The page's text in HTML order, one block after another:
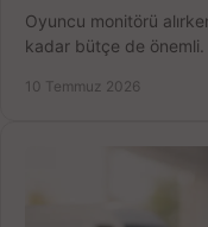
Oyuncu monitörü
kadar bütçe de önemli.
10 Temmuz 2026